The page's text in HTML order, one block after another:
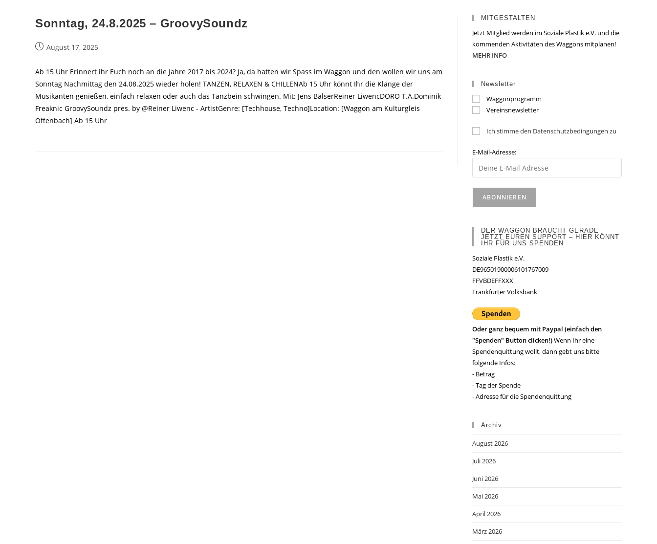
Sonntag, 24.8.2025 – GroovySoundz
BeitragAugust 17, 2025
Ab 15 Uhr Erinnert ihr Euch noch an die Jahre 2017 bis 2024? Ja, da hatten wir Spass im Waggon und den wollen wir uns am
Sonntag Nachmittag den 24.08.2025 wieder holen! TANZEN, RELAXEN & CHILLENAb 15 Uhr könnt Ihr die Klänge der
Musikanten genießen, einfach relaxen oder auch das Tanzbein schwingen. Mit: Jens BalserReiner LiwencDORO T.A.Dominik
Freaknic GroovySoundz pres. by @Reiner Liwenc - ArtistGenre: [Techhouse, Techno]Location: [Waggon am Kulturgleis
Offenbach] Ab 15 Uhr
MITGESTALTEN
Jetzt Mitglied werden im Soziale Plastik e.V. und die
kommenden Aktivitäten des Waggons mitplanen!
MEHR INFO
Newsletter
Waggonprogramm
Vereinsnewsletter
Ich stimme den Datenschutzbedingungen zu
E-Mail-Adresse:
DER WAGGON BRAUCHT GERADE
JETZT EUREN SUPPORT – HIER KÖNNT
IHR FÜR UNS SPENDEN
Soziale Plastik e.V.
DE96501900006101767009
FFVBDEFFXXX
Frankfurter Volksbank
Oder ganz bequem mit Paypal (einfach den
"Spenden" Button clicken!)Wenn Ihr eine
Spendenquittung wollt, dann gebt uns bitte
folgende Infos:
- Betrag
- Tag der Spende
- Adresse für die Spendenquittung
Archiv
August 2026
Juli 2026
Juni 2026
Mai 2026
April 2026
März 2026